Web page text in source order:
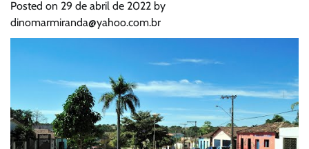
Posted on 29 de abril de 2022 by
dinomarmiranda@yahoo.com.br